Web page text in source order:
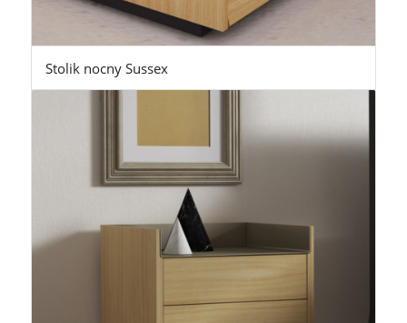
Stolik nocny Sussex